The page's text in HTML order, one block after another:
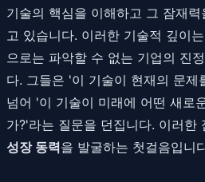
기술의 핵심을 이해하고 그 잠재
고 있습니다. 이러한 기술적 깊이
으로는 파악할 수 없는 기업의 진
다. 그들은 '이 기술이 현재의 문제
넘어 '이 기술이 미래에 어떤 새로
가?'라는 질문을 던집니다. 이러한
성장 동력을 발굴하는 첫걸음입니